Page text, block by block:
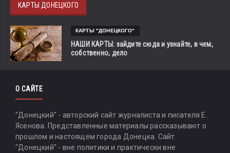
КАРТЫ ДОНЕЦКОГО
КАРТЫ "ДОНЕЦКОГО"
НАШИ КАРТЫ: зайдите сюда и узнайте, в чем,
собственно, дело
О САЙТЕ
"Донецкий" - авторский сайт журналиста и писателя Е.
Ясенова. Представленные материалы рассказывают о
прошлом и настоящем города Донецка. Сайт
"Донецкий" - вне политики и практически вне